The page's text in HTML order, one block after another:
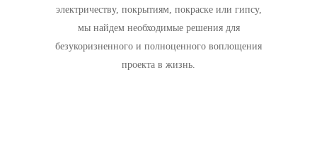
электричеству, покрытиям, покраске или гипсу,
мы найдем необходимые решения для
безукоризненного и полноценного воплощения
проекта в жизнь.